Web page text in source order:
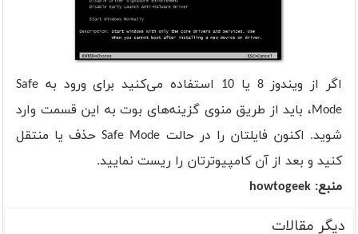
اگر از ویندوز 8 یا 10 استفاده می‌کنید برای ورود به Safe
Mode، باید از طریق منوی گزینه‌های بوت به این قسمت وارد
شوید. اکنون فایلتان را در حالت Safe Mode حذف یا منتقل
کنید و بعد از آن کامپیوترتان را ریست نمایید.
منبع: howtogeek
دیگر مقالات